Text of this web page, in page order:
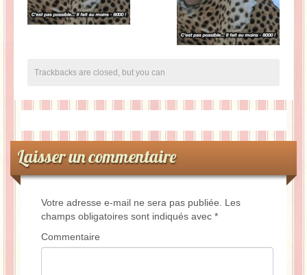
Trackbacks are closed, but you can
Laisser un commentaire
Votre adresse e-mail ne sera pas publiée.
Les
champs obligatoires sont indiqués avec *
Commentaire